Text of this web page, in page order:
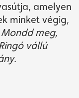
amelyen
minket végig,
Mondd meg,
vállú
.